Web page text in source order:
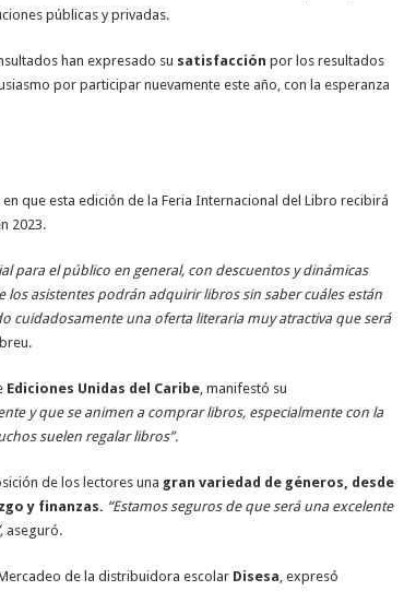
públicas y privadas.
han expresado su satisfacción por los resultados
por participar nuevamente este año, con la esperanza
que esta edición de la Feria Internacional del Libro recibirá
2023.
para el público en general, con descuentos y dinámicas
los asistentes podrán adquirir libros sin saber cuáles están
cuidadosamente una oferta literaria muy atractiva que será
Ediciones Unidas del Caribe, manifestó su
y que se animen a comprar libros, especialmente con la
suelen regalar libros”.
de los lectores una gran variedad de géneros, desde
y finanzas. “Estamos seguros de que será una excelente
aseguró.
de la distribuidora escolar Disesa, expresó